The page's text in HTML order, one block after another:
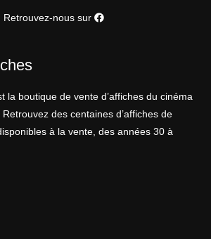
Retrouvez-nous sur
la boutique de vente d’affiches du cinéma
des centaines d’affiches de
à la vente, des années 30 à